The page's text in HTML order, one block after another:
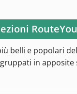
belli e popolari
in apposite